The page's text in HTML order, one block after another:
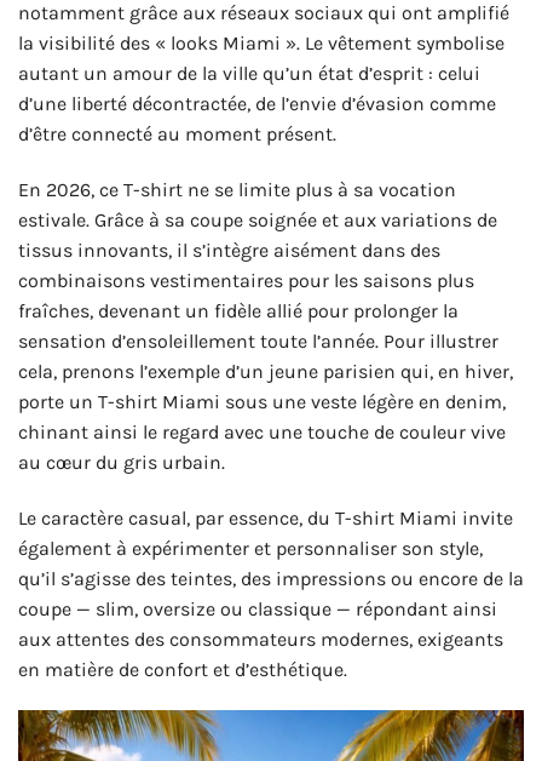
notamment grâce aux réseaux sociaux qui ont amplifié
la visibilité des « looks Miami ». Le vêtement symbolise
autant un amour de la ville qu’un état d’esprit : celui
d’une liberté décontractée, de l’envie d’évasion comme
d’être connecté au moment présent.
En 2026, ce T-shirt ne se limite plus à sa vocation
estivale. Grâce à sa coupe soignée et aux variations de
tissus innovants, il s’intègre aisément dans des
combinaisons vestimentaires pour les saisons plus
fraîches, devenant un fidèle allié pour prolonger la
sensation d’ensoleillement toute l’année. Pour illustrer
cela, prenons l’exemple d’un jeune parisien qui, en hiver,
porte un T-shirt Miami sous une veste légère en denim,
chinant ainsi le regard avec une touche de couleur vive
au cœur du gris urbain.
Le caractère casual, par essence, du T-shirt Miami invite
également à expérimenter et personnaliser son style,
qu’il s’agisse des teintes, des impressions ou encore de la
coupe — slim, oversize ou classique — répondant ainsi
aux attentes des consommateurs modernes, exigeants
en matière de confort et d’esthétique.